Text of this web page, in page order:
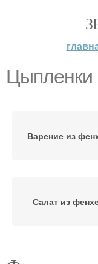
Варение из
Салат из